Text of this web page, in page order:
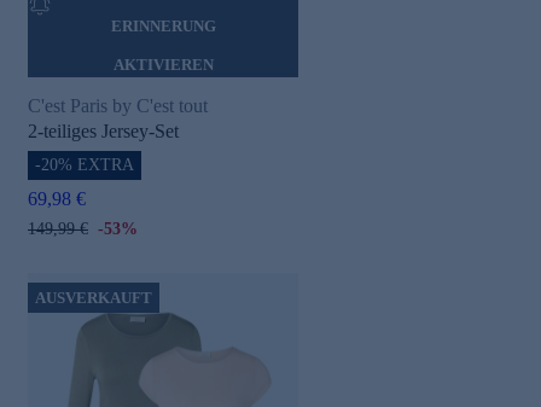
ERINNERUNG
AKTIVIEREN
C'est Paris by C'est tout
2-teiliges Jersey-Set
-20% EXTRA
69,98 €
149,99 € -53%
AUSVERKAUFT